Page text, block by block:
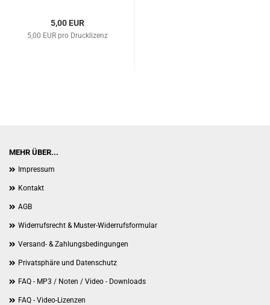
5,00 EUR
5,00 EUR pro Drucklizenz
MEHR ÜBER...
Impressum
Kontakt
AGB
Widerrufsrecht & Muster-Widerrufsformular
Versand- & Zahlungsbedingungen
Privatsphäre und Datenschutz
FAQ - MP3 / Noten / Video - Downloads
FAQ - Video-Lizenzen